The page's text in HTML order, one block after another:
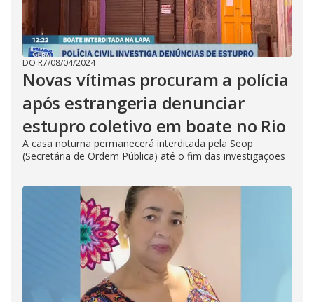
DO R7/08/04/2024
Novas vítimas procuram a polícia
após estrangeria denunciar
estupro coletivo em boate no Rio
A casa noturna permanecerá interditada pela Seop
(Secretária de Ordem Pública) até o fim das investigações